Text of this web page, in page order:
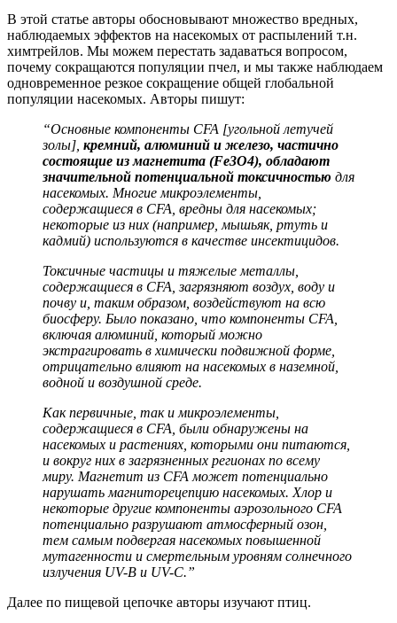
В этой статье авторы обосновывают множество вредных,
наблюдаемых эффектов на насекомых от распылений т.н.
химтрейлов. Мы можем перестать задаваться вопросом,
почему сокращаются популяции пчел, и мы также наблюдаем
одновременное резкое сокращение общей глобальной
популяции насекомых. Авторы пишут:
“Основные компоненты CFA [угольной летучей
золы], кремний, алюминий и железо, частично
состоящие из магнетита (Fe3O4), обладают
значительной потенциальной токсичностью для
насекомых. Многие микроэлементы,
содержащиеся в CFA, вредны для насекомых;
некоторые из них (например, мышьяк, ртуть и
кадмий) используются в качестве инсектицидов.
Токсичные частицы и тяжелые металлы,
содержащиеся в CFA, загрязняют воздух, воду и
почву и, таким образом, воздействуют на всю
биосферу. Было показано, что компоненты CFA,
включая алюминий, который можно
экстрагировать в химически подвижной форме,
отрицательно влияют на насекомых в наземной,
водной и воздушной среде.
Как первичные, так и микроэлементы,
содержащиеся в CFA, были обнаружены на
насекомых и растениях, которыми они питаются,
и вокруг них в загрязненных регионах по всему
миру. Магнетит из CFA может потенциально
нарушать магниторецепцию насекомых. Хлор и
некоторые другие компоненты аэрозольного CFA
потенциально разрушают атмосферный озон,
тем самым подвергая насекомых повышенной
мутагенности и смертельным уровням солнечного
излучения UV-B и UV-C.”
Далее по пищевой цепочке авторы изучают птиц.